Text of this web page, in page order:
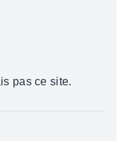
pas ce site.